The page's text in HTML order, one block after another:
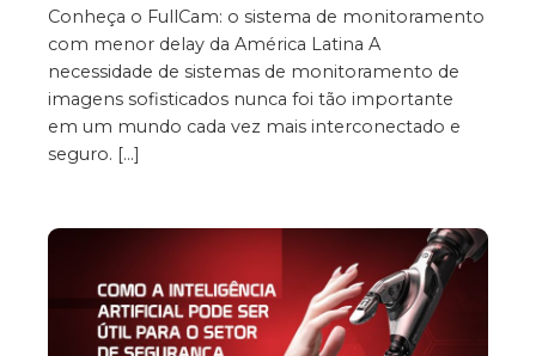
Conheça o FullCam: o sistema de monitoramento
com menor delay da América Latina A
necessidade de sistemas de monitoramento de
imagens sofisticados nunca foi tão importante
em um mundo cada vez mais interconectado e
seguro. […]